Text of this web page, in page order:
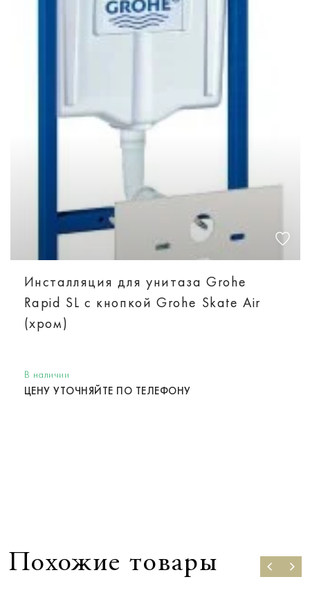
Инсталляция для унитаза Grohe
Rapid SL с кнопкой Grohe Skate Air
(хром)
В наличии
ЦЕНУ УТОЧНЯЙТЕ ПО ТЕЛЕФОНУ
Похожие товары